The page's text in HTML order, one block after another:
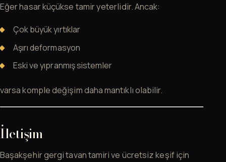
Eğer hasar küçükse tamir yeterlidir. Ancak:
Çok büyük yırtıklar
Aşırı deformasyon
Eski ve yıpranmış sistemler
varsa komple değişim daha mantıklı olabilir.
İletişim
Başakşehir gergi tavan tamiri ve ücretsiz keşif için